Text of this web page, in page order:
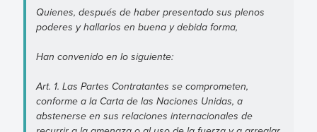
Quienes, después de haber presentado sus plenos
poderes y hallarlos en buena y debida forma,
Han convenido en lo siguiente:
Art. 1. Las Partes Contratantes se comprometen,
conforme a la Carta de las Naciones Unidas, a
abstenerse en sus relaciones internacionales de